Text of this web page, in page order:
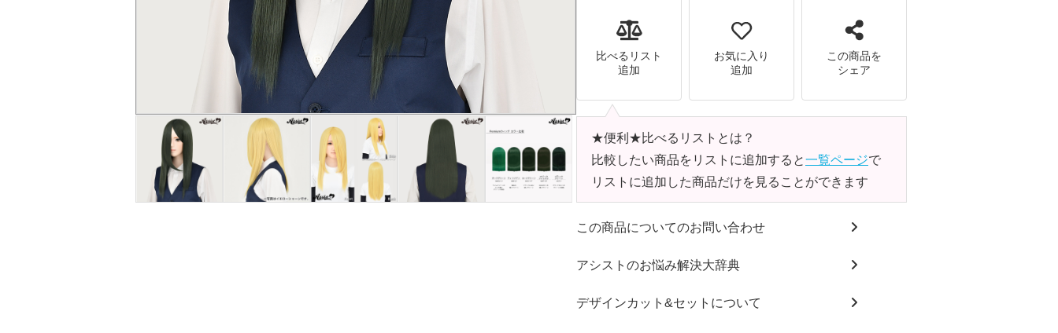
比べるリスト
追加
お気に入り
追加
この商品を
シェア
★便利★比べるリストとは？
比較したい商品をリストに追加すると一覧ページで
リストに追加した商品だけを見ることができます
この商品についてのお問い合わせ
アシストのお悩み解決大辞典
デザインカット&セットについて